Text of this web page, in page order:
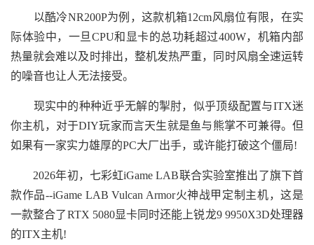
以酷冷NR200P为例，这款机箱12cm风扇位有限，在实
际体验中，一旦CPU和显卡的总功耗超过400W，机箱内部
热量就会难以及时排出，整机发热严重，同时风扇全速运转
的噪音也让人无法接受。
现实中的种种近乎无解的掣肘，似乎顶级配置与ITX迷
你主机，对于DIY玩家而言天生就是鱼与熊掌不可兼得。但
如果有一家实力雄厚的PC大厂出手，或许能打破这个僵局!
2026年初，七彩虹iGame LAB联合实验室推出了旗下首
款作品--iGame LAB Vulcan Armor火神战甲定制主机，这是
一款整合了RTX 5080显卡同时还能上锐龙9 9950X3D处理器
的ITX主机!